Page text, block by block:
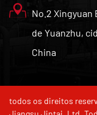
No.2 Xingyuan
de Yuanzhu,
China
todos os direitos